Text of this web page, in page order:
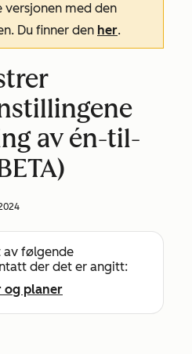
versjonen med den
Du finner den her.
av én-til-
av følgende
der det er angitt:
og planer